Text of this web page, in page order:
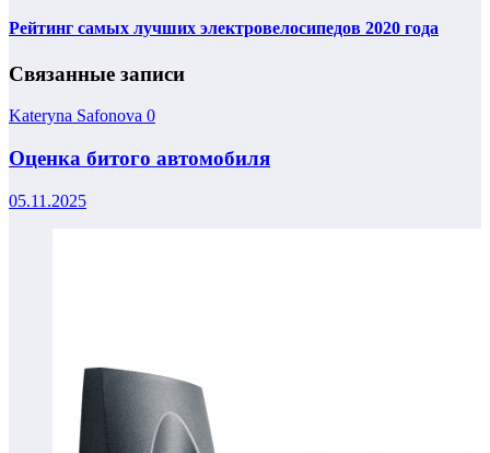
Рейтинг самых лучших электровелосипедов 2020 года
Связанные записи
Kateryna Safonova 0
Оценка битого автомобиля
05.11.2025